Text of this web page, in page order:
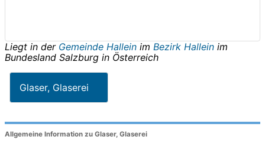
Liegt in der Gemeinde Hallein im Bezirk Hallein im
Bundesland Salzburg in Österreich
Glaser, Glaserei
Allgemeine Information zu Glaser, Glaserei